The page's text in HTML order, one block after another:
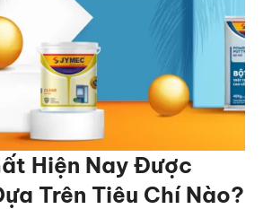
Hiện Nay Được
Trên Tiêu Chí Nào?